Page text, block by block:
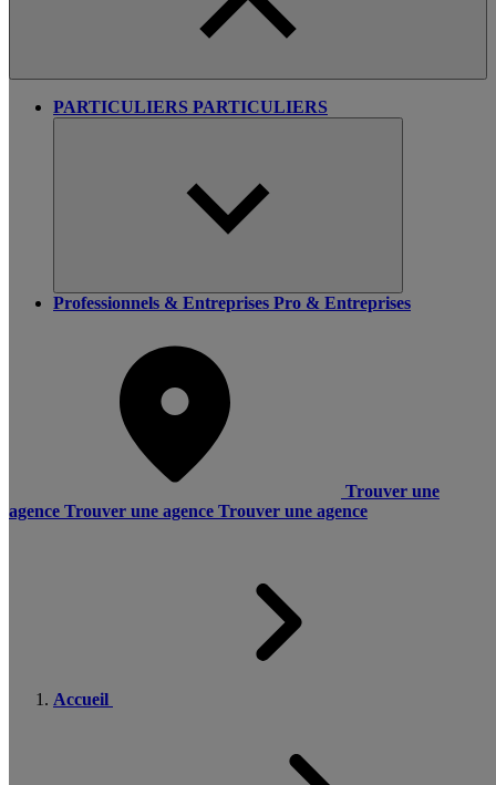
PARTICULIERS PARTICULIERS
Professionnels & Entreprises Pro & Entreprises
Trouver une
agence Trouver une agence Trouver une agence
Accueil